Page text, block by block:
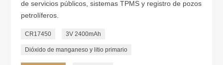
de servicios públicos, sistemas TPMS y registro de pozos
petrolíferos.
CR17450 3V 2400mAh
Dióxido de manganeso y litio primario